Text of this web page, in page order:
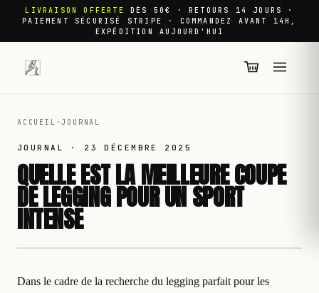
LIVRAISON OFFERTE
DÈS 50€ · RETOURS 14 JOURS ·
PAIEMENT SÉCURISÉ STRIPE · COMMANDEZ AVANT 14H,
EXPÉDITION AUJOURD'HUI
ACCUEIL ·JOURNAL
JOURNAL · 23 DÉCEMBRE 2025
QUELLE EST LA MEILLEURE COUPE
DE LEGGING POUR UN SPORT
INTENSE
Dans le cadre de la recherche du legging parfait pour les